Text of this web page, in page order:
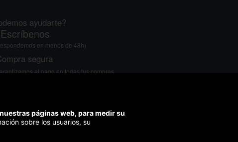
ayudarte?
Escríbenos
en menos de 48h)
segura
el pago en todas tus compras
páginas web, para medir su
sobre los usuarios, su